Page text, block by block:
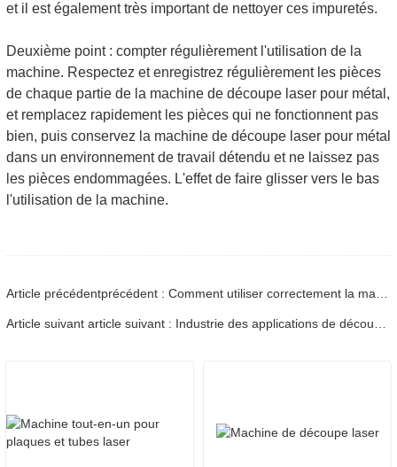
et il est également très important de nettoyer ces impuretés.
Deuxième point : compter régulièrement l'utilisation de la
machine. Respectez et enregistrez régulièrement les pièces
de chaque partie de la machine de découpe laser pour métal,
et remplacez rapidement les pièces qui ne fonctionnent pas
bien, puis conservez la machine de découpe laser pour métal
dans un environnement de travail détendu et ne laissez pas
les pièces endommagées. L'effet de faire glisser vers le bas
l'utilisation de la machine.